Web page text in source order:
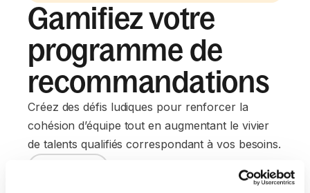
Gamifiez votre
programme de
recommandations
Créez des défis ludiques pour renforcer la
cohésion d’équipe tout en augmentant le vivier
de talents qualifiés correspondant à vos besoins.